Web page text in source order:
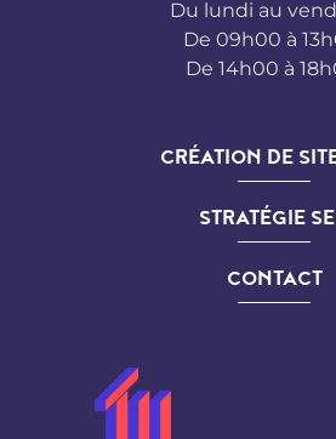
Du lundi au
De 09h00 à
De 14h00 à
CRÉATION DE
STRATÉGIE
CONTACT